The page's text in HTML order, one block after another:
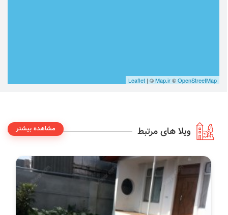
Leaflet | ©Map.ir©OpenStreetMap
ویلا های مرتبط مشاهده بیشتر